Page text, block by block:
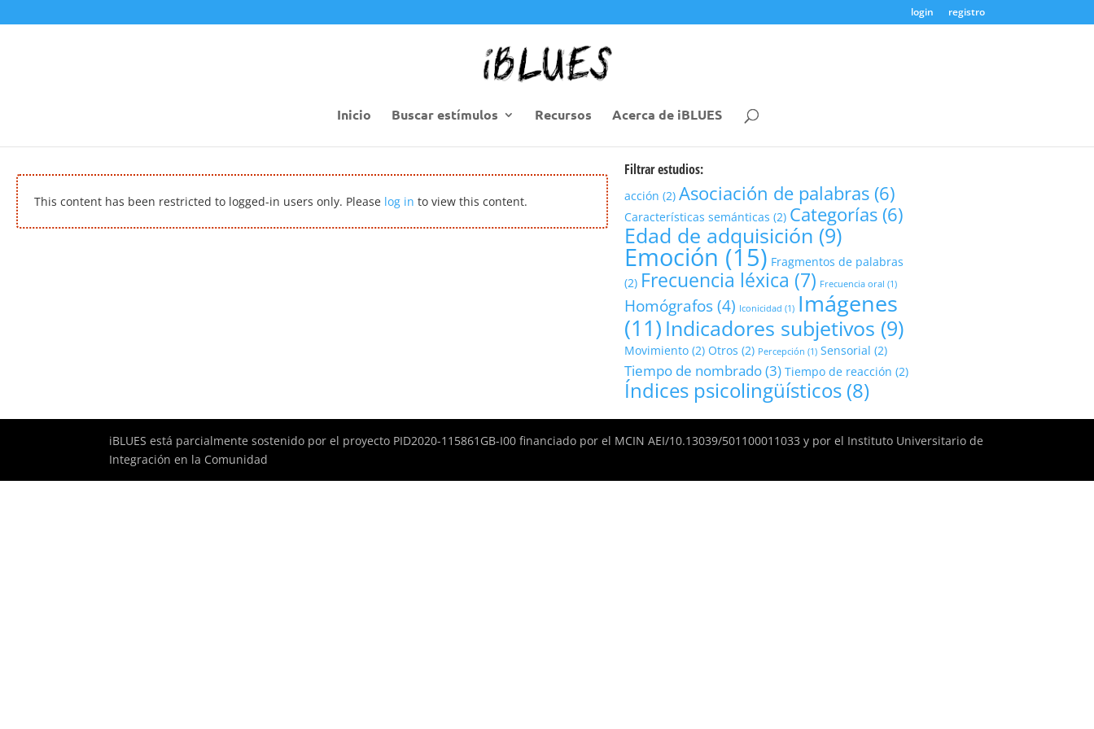
login registro
Inicio Buscar estímulos Recursos Acerca de iBLUES
This content has been restricted to logged-in users only. Please log in to view this content.
Filtrar estudios:
acción (2) Asociación de palabras(6)
Características semánticas (2) Categorías(6)
Edad de adquisición (9)
Emoción (15) Fragmentos de palabras
(2) Frecuencia léxica (7) Frecuencia oral (1)
Homógrafos(4) Iconicidad (1) Imágenes
(11) Indicadores subjetivos (9)
Movimiento(2) Otros (2) Percepción (1) Sensorial (2)
Tiempo de nombrado(3) Tiempo de reacción (2)
Índices psicolingüísticos(8)
iBLUES está parcialmente sostenido por el proyecto PID2020-115861GB-I00 financiado por el MCIN AEI/10.13039/501100011033 y por el Instituto Universitario de
Integración en la Comunidad